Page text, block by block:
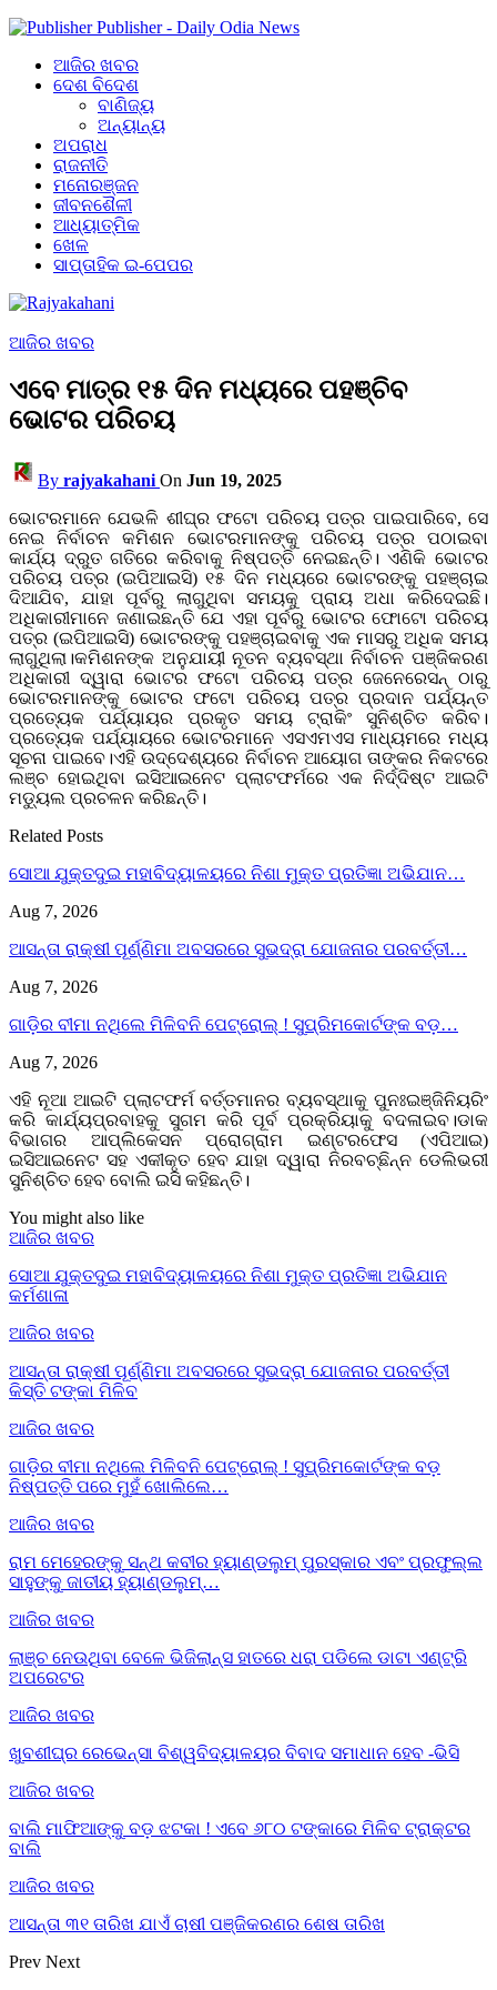
Publisher - Daily Odia News
ଆଜିର ଖବର
ଦେଶ ବିଦେଶ
ବାଣିଜ୍ୟ
ଅନ୍ୟାନ୍ୟ
ଅପରାଧ
ରାଜନୀତି
ମନୋରଞ୍ଜନ
ଜୀବନଶୈଳୀ
ଆଧ୍ୟାତ୍ମିକ
ଖେଳ
ସାପ୍ତାହିକ ଇ-ପେପର
ଆଜିର ଖବର
ଏବେ ମାତ୍ର ୧୫ ଦିନ ମଧ୍ୟରେ ପହଞ୍ଚିବ
ଭୋଟର ପରିଚୟ
By rajyakahani On Jun 19, 2025
ଭୋଟରମାନେ ଯେଭଳି ଶୀଘ୍ର ଫଟୋ ପରିଚୟ ପତ୍ର ପାଇପାରିବେ, ସେ
ନେଇ ନିର୍ବାଚନ କମିଶନ ଭୋଟରମାନଙ୍କୁ ପରିଚୟ ପତ୍ର ପଠାଇବା
କାର୍ଯ୍ୟ ଦ୍ରୁତ ଗତିରେ କରିବାକୁ ନିଷ୍ପତ୍ତି ନେଇଛନ୍ତି। ଏଣିକି ଭୋଟର
ପରିଚୟ ପତ୍ର (ଇପିଆଇସି) ୧୫ ଦିନ ମଧ୍ୟରେ ଭୋଟରଙ୍କୁ ପହଞ୍ଚାଇ
ଦିଆଯିବ, ଯାହା ପୂର୍ବରୁ ଲାଗୁଥିବା ସମୟକୁ ପ୍ରାୟ ଅଧା କରିଦେଇଛି।
ଅଧିକାରୀମାନେ ଜଣାଇଛନ୍ତି ଯେ ଏହା ପୂର୍ବରୁ ଭୋଟର ଫୋଟୋ ପରିଚୟ
ପତ୍ର (ଇପିଆଇସି) ଭୋଟରଙ୍କୁ ପହଞ୍ଚାଇବାକୁ ଏକ ମାସରୁ ଅଧିକ ସମୟ
ଲାଗୁଥିଲା।କମିଶନଙ୍କ ଅନୁଯାୟୀ ନୂତନ ବ୍ୟବସ୍ଥା ନିର୍ବାଚନ ପଞ୍ଜିକରଣ
ଅଧିକାରୀ ଦ୍ୱାରା ଭୋଟର ଫଟୋ ପରିଚୟ ପତ୍ର ଜେନେରେସନ୍ ଠାରୁ
ଭୋଟରମାନଙ୍କୁ ଭୋଟର ଫଟୋ ପରିଚୟ ପତ୍ର ପ୍ରଦାନ ପର୍ଯ୍ୟନ୍ତ
ପ୍ରତ୍ୟେକ ପର୍ଯ୍ୟାୟର ପ୍ରକୃତ ସମୟ ଟ୍ରାକିଂ ସୁନିଶ୍ଚିତ କରିବ।
ପ୍ରତ୍ୟେକ ପର୍ଯ୍ୟାୟରେ ଭୋଟରମାନେ ଏସଏମଏସ ମାଧ୍ୟମରେ ମଧ୍ୟ
ସୂଚନା ପାଇବେ।ଏହି ଉଦ୍ଦେଶ୍ୟରେ ନିର୍ବାଚନ ଆୟୋଗ ତାଙ୍କର ନିକଟରେ
ଲଞ୍ଚ ହୋଇଥିବା ଇସିଆଇନେଟ ପ୍ଲାଟଫର୍ମରେ ଏକ ନିର୍ଦ୍ଦିଷ୍ଟ ଆଇଟି
ମଡ୍ୟୁଲ ପ୍ରଚଳନ କରିଛନ୍ତି।
Related Posts
ସୋଆ ଯୁକ୍ତଦୁଇ ମହାବିଦ୍ୟାଳୟରେ ନିଶା ମୁକ୍ତ ପ୍ରତିଜ୍ଞା ଅଭିଯାନ…
Aug 7, 2026
ଆସନ୍ତା ରାକ୍ଷୀ ପୂର୍ଣ୍ଣିମା ଅବସରରେ ସୁଭଦ୍ରା ଯୋଜନାର ପରବର୍ତ୍ତୀ…
Aug 7, 2026
ଗାଡ଼ିର ବୀମା ନଥିଲେ ମିଳିବନି ପେଟ୍ରୋଲ୍ ! ସୁପ୍ରିମକୋର୍ଟଙ୍କ ବଡ଼…
Aug 7, 2026
ଏହି ନୂଆ ଆଇଟି ପ୍ଲାଟଫର୍ମ ବର୍ତ୍ତମାନର ବ୍ୟବସ୍ଥାକୁ ପୁନଃଇଞ୍ଜିନିୟରିଂ
କରି କାର୍ଯ୍ୟପ୍ରବାହକୁ ସୁଗମ କରି ପୂର୍ବ ପ୍ରକ୍ରିୟାକୁ ବଦଳାଇବ।ଡାକ
ବିଭାଗର ଆପ୍ଲିକେସନ ପ୍ରୋଗ୍ରାମ ଇଣ୍ଟରଫେସ (ଏପିଆଇ)
ଇସିଆଇନେଟ ସହ ଏକୀକୃତ ହେବ ଯାହା ଦ୍ୱାରା ନିରବଚ୍ଛିନ୍ନ ଡେଲିଭରୀ
ସୁନିଶ୍ଚିତ ହେବ ବୋଲି ଇସି କହିଛନ୍ତି।
You might also like
ଆଜିର ଖବର
ସୋଆ ଯୁକ୍ତଦୁଇ ମହାବିଦ୍ୟାଳୟରେ ନିଶା ମୁକ୍ତ ପ୍ରତିଜ୍ଞା ଅଭିଯାନ
କର୍ମଶାଳା
ଆଜିର ଖବର
ଆସନ୍ତା ରାକ୍ଷୀ ପୂର୍ଣ୍ଣିମା ଅବସରରେ ସୁଭଦ୍ରା ଯୋଜନାର ପରବର୍ତ୍ତୀ
କିସ୍ତି ଟଙ୍କା ମିଳିବ
ଆଜିର ଖବର
ଗାଡ଼ିର ବୀମା ନଥିଲେ ମିଳିବନି ପେଟ୍ରୋଲ୍ ! ସୁପ୍ରିମକୋର୍ଟଙ୍କ ବଡ଼
ନିଷ୍ପତ୍ତି ପରେ ମୁହଁ ଖୋଲିଲେ…
ଆଜିର ଖବର
ରାମ ମେହେରଙ୍କୁ ସନ୍ଥ କବୀର ହ୍ୟାଣ୍ଡଲୁମ୍ ପୁରସ୍କାର ଏବଂ ପ୍ରଫୁଲ୍ଲ
ସାହୁଙ୍କୁ ଜାତୀୟ ହ୍ୟାଣ୍ଡଲୁମ୍…
ଆଜିର ଖବର
ଲାଞ୍ଚ ନେଉଥିବା ବେଳେ ଭିଜିଲାନ୍ସ ହାତରେ ଧରା ପଡିଲେ ଡାଟା ଏଣ୍ଟ୍ରି
ଅପରେଟର
ଆଜିର ଖବର
ଖୁବଶୀଘ୍ର ରେଭେନ୍ସା ବିଶ୍ୱବିଦ୍ୟାଳୟର ବିବାଦ ସମାଧାନ ହେବ -ଭିସି
ଆଜିର ଖବର
ବାଲି ମାଫିଆଙ୍କୁ ବଡ଼ ଝଟକା ! ଏବେ ୬୮୦ ଟଙ୍କାରେ ମିଳିବ ଟ୍ରାକ୍ଟର
ବାଲି
ଆଜିର ଖବର
ଆସନ୍ତା ୩୧ ତାରିଖ ଯାଏଁ ଚାଷୀ ପଞ୍ଜିକରଣର ଶେଷ ତାରିଖ
Prev Next